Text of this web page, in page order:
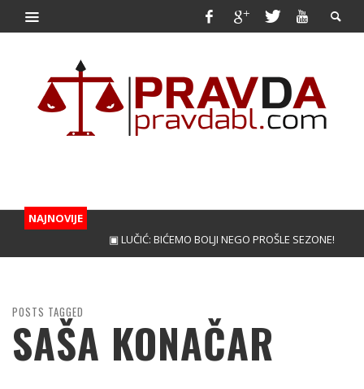
NAJNOVIJE
▣ LUČIĆ: BIĆEMO BOLJI NEGO PROŠLE SEZONE! ▣
POSTS TAGGED
SAŠA KONAČAR